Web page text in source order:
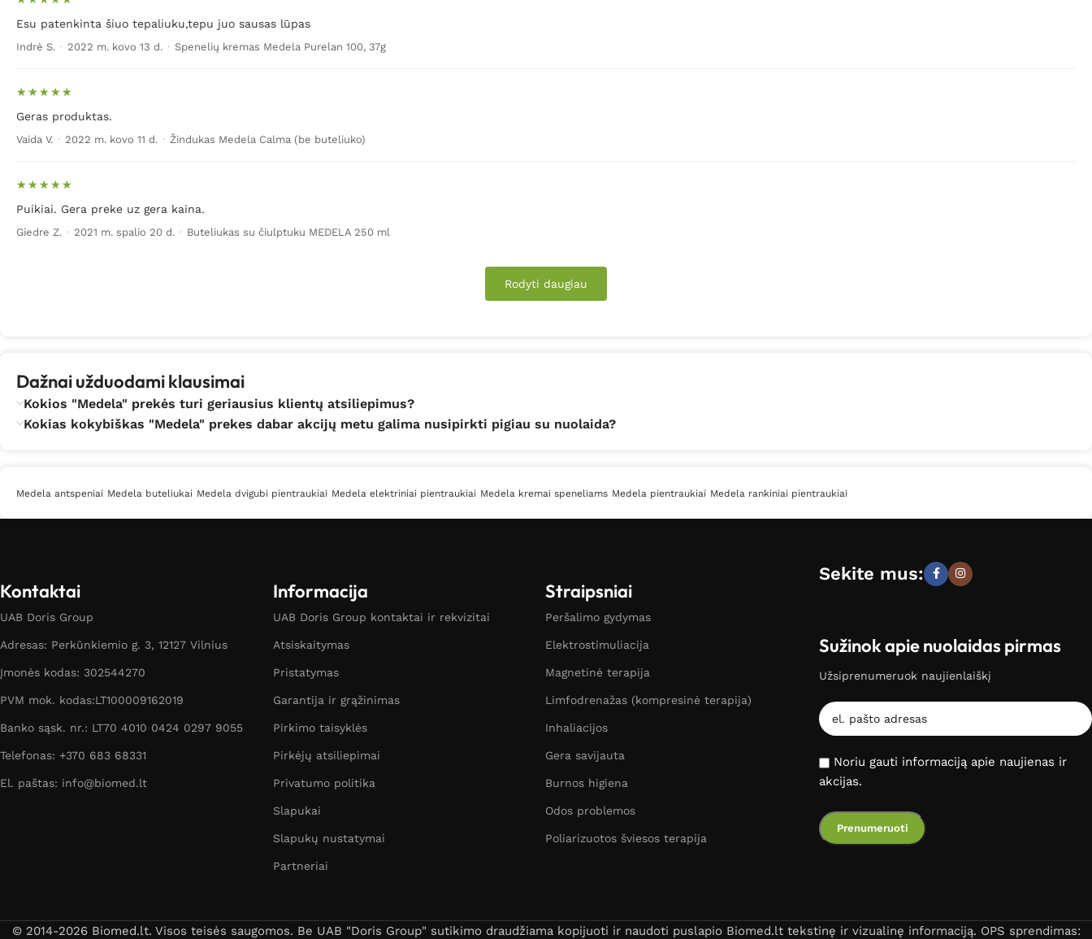
Esu patenkinta šiuo tepaliuku,tepu juo sausas lūpas
Indrė S. · 2022 m. kovo 13 d. · Spenelių kremas Medela Purelan 100, 37g
Geras produktas.
Vaida V. · 2022 m. kovo 11 d. · Žindukas Medela Calma (be buteliuko)
Puikiai. Gera preke uz gera kaina.
Giedre Z. · 2021 m. spalio 20 d. · Buteliukas su čiulptuku MEDELA 250 ml
Rodyti daugiau
Dažnai užduodami klausimai
Kokios "Medela" prekės turi geriausius klientų atsiliepimus?
Kokias kokybiškas "Medela" prekes dabar akcijų metu galima nusipirkti pigiau su nuolaida?
Medela antspeniai Medela buteliukai Medela dvigubi pientraukiai Medela elektriniai pientraukiai Medela kremai speneliams Medela pientraukiai Medela rankiniai pientraukiai
Kontaktai
UAB Doris Group
Adresas: Perkūnkiemio g. 3, 12127 Vilnius
Įmonės kodas: 302544270
PVM mok. kodas:LT100009162019
Banko sąsk. nr.: LT70 4010 0424 0297 9055
Telefonas: +370 683 68331
El. paštas: info@biomed.lt
Informacija
UAB Doris Group kontaktai ir rekvizitai
Atsiskaitymas
Pristatymas
Garantija ir grąžinimas
Pirkimo taisyklės
Pirkėjų atsiliepimai
Privatumo politika
Slapukai
Slapukų nustatymai
Partneriai
Straipsniai
Peršalimo gydymas
Elektrostimuliacija
Magnetinė terapija
Limfodrenažas (kompresinė terapija)
Inhaliacijos
Gera savijauta
Burnos higiena
Odos problemos
Poliarizuotos šviesos terapija
Sekite mus:
Sužinok apie nuolaidas pirmas
Užsiprenumeruok naujienlaiškį
Noriu gauti informaciją apie naujienas ir
akcijas.
© 2014-2026 Biomed.lt. Visos teisės saugomos. Be UAB "Doris Group" sutikimo draudžiama kopijuoti ir naudoti puslapio Biomed.lt tekstinę ir vizualinę informaciją. OPS sprendimas: